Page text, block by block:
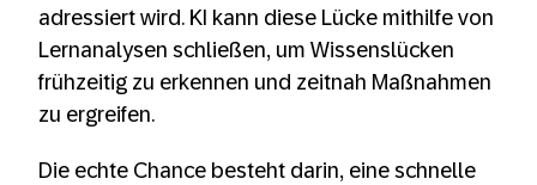
adressiert wird. KI kann diese Lücke mithilfe von
Lernanalysen schließen, um Wissenslücken
frühzeitig zu erkennen und zeitnah Maßnahmen
zu ergreifen.
Die echte Chance besteht darin, eine schnelle